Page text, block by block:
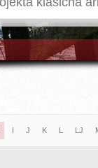
I J K L LJ